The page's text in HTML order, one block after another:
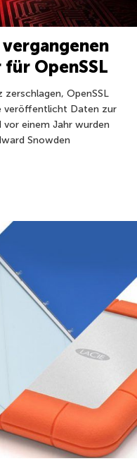
OpenSSL
OpenSSL
veröffentlicht Daten zur
vor einem Jahr wurden
Snowden